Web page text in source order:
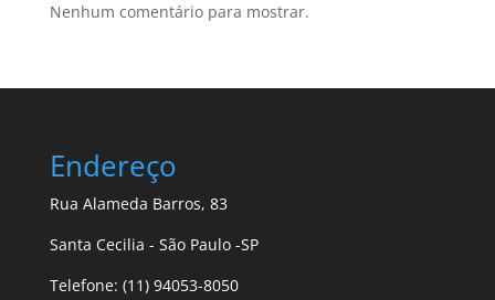
Nenhum comentário para mostrar.
Endereço
Rua Alameda Barros, 83
Santa Cecilia - São Paulo -SP
Telefone: (11) 94053-8050